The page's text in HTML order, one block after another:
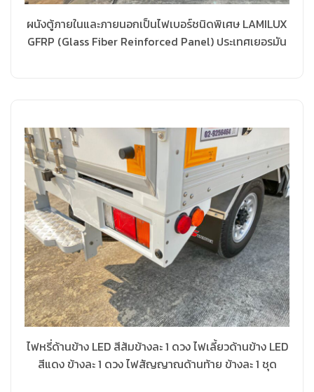
ผนังตู้ภายในและภายนอกเป็นไฟเบอร์ชนิดพิเศษ LAMILUX
GFRP (Glass Fiber Reinforced Panel) ประเทศเยอรมัน
ไฟหรี่ด้านข้าง LED สีส้มข้างละ 1 ดวง ไฟเลี้ยวด้านข้าง LED
สีแดง ข้างละ 1 ดวง ไฟสัญญาณด้านท้าย ข้างละ 1 ชุด